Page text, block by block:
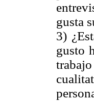
gusta
3)
gusto